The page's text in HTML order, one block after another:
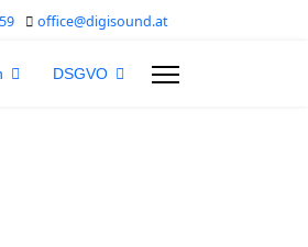
office@digisound.at
DSGVO